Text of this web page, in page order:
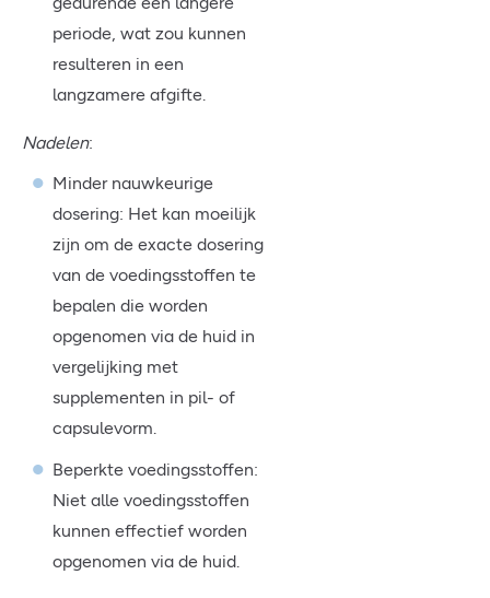
periode, wat zou kunnen
resulteren in een
langzamere afgifte.
Nadelen:
Minder nauwkeurige
dosering: Het kan moeilijk
zijn om de exacte dosering
van de voedingsstoffen te
bepalen die worden
opgenomen via de huid in
vergelijking met
supplementen in pil- of
capsulevorm.
Beperkte voedingsstoffen:
Niet alle voedingsstoffen
kunnen effectief worden
opgenomen via de huid.